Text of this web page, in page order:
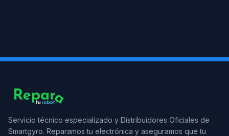
Servicio técnico especializado y Distribuidores Oficiales de
Smartgyro. Reparamos tu electrónica y aseguramos que tu